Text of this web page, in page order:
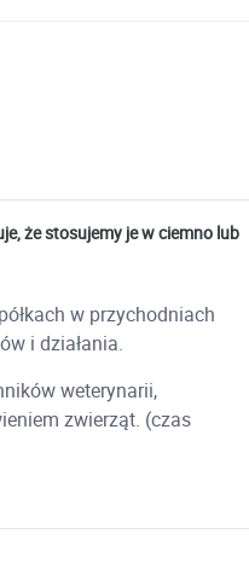
że stosujemy je w ciemno lub
w przychodniach
i działania.
weterynarii,
zwierząt. (czas